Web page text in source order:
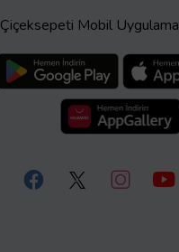
Çiçeksepeti Mobil